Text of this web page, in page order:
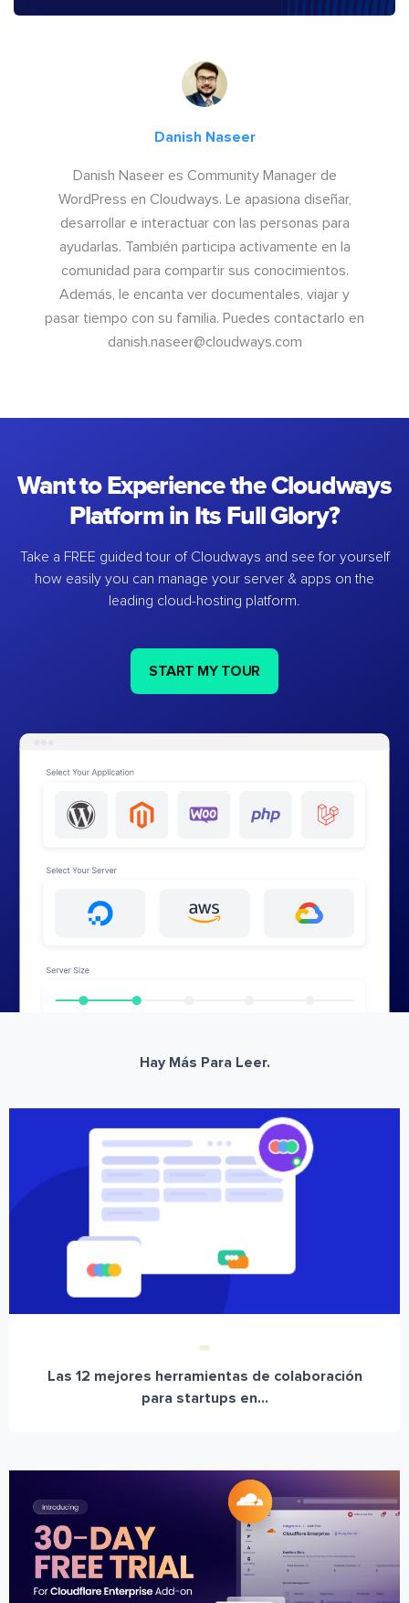
Danish Naseer
Danish Naseer es Community Manager de
WordPress en Cloudways. Le apasiona diseñar,
desarrollar e interactuar con las personas para
ayudarlas. También participa activamente en la
comunidad para compartir sus conocimientos.
Además, le encanta ver documentales, viajar y
pasar tiempo con su familia. Puedes contactarlo en
danish.naseer@cloudways.com
Want to Experience the Cloudways
Platform in Its Full Glory?
Take a FREE guided tour of Cloudways and see for yourself
how easily you can manage your server & apps on the
leading cloud-hosting platform.
START MY TOUR
Hay Más Para Leer.
Las 12 mejores herramientas de colaboración
para startups en...